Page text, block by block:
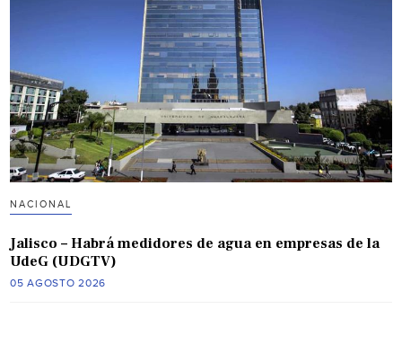
NACIONAL
Jalisco – Habrá medidores de agua en empresas de la
UdeG (UDGTV)
05 AGOSTO 2026